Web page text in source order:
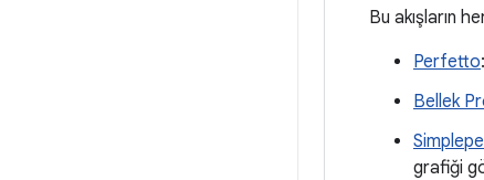
Bu akışların
Perfetto
Bellek
grafiği